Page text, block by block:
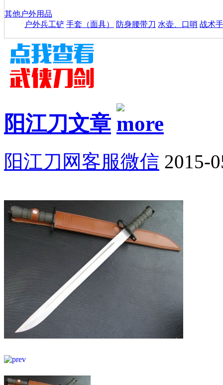
其他户外用品
户外兵工铲 手套（面具） 防身腰带刀 水壶、口哨 战术
阳江刀文章
阳江刀网客服微信 2015-